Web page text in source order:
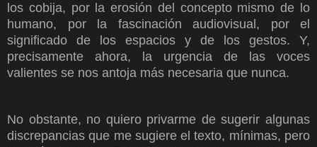
los cobija, por la erosión del concepto mismo de lo
humano, por la fascinación audiovisual, por el
significado de los espacios y de los gestos. Y,
precisamente ahora, la urgencia de las voces
valientes se nos antoja más necesaria que nunca.
No obstante, no quiero privarme de sugerir algunas
discrepancias que me sugiere el texto, mínimas, pero